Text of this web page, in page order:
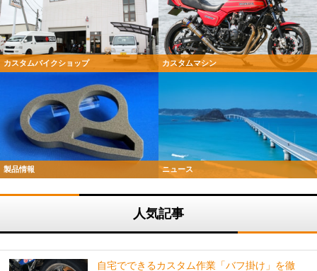
カスタムバイクショップ カスタムマシン
製品情報 ニュース
人気記事
自宅でできるカスタム作業「バフ掛け」を徹